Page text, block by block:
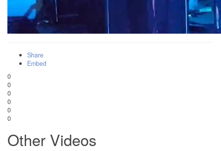
Share
Embed
0
0
0
0
0
0
Other Videos